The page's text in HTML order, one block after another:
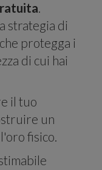
.
strategia di
protegga i
di cui hai
il tuo
un
fisico.